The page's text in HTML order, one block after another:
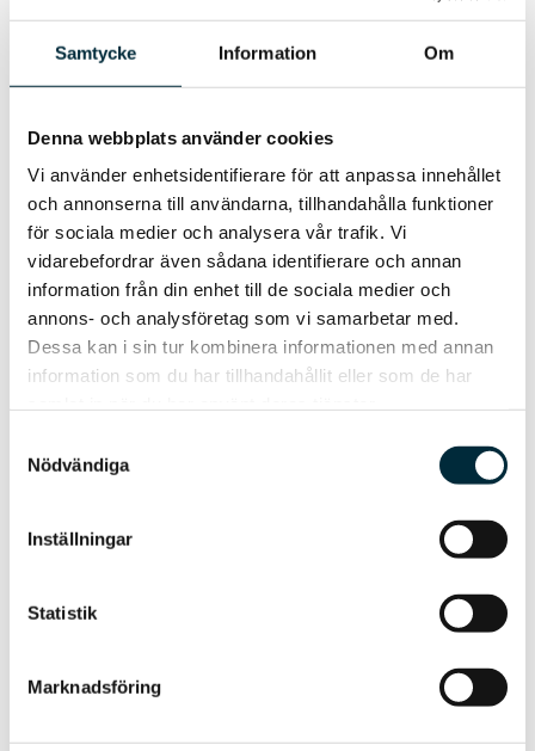
Samtycke Information Om
Denna webbplats använder cookies
Vi använder enhetsidentifierare för att anpassa innehållet
och annonserna till användarna, tillhandahålla funktioner
för sociala medier och analysera vår trafik. Vi
vidarebefordrar även sådana identifierare och annan
information från din enhet till de sociala medier och
annons- och analysföretag som vi samarbetar med.
Dessa kan i sin tur kombinera informationen med annan
information som du har tillhandahållit eller som de har
Nödvändiga
Inställningar
Statistik
Marknadsföring
Rätt att motsätta dig
behandling
Om du upplever att dina personuppgifter
Energi så har du när som helst rätt att göra
invändningar mot den behandling som sker.
Rätt till radering
Under vissa förutsättningar, som när du har
återkallat ett tidigare lämnat samtycke
och/eller det saknas laglig grund för fortsatt
behandling av dina personuppgifter, har du
personuppgifter. När vi har lagkrav på oss
rätten till radering.
behandlingsbegränsning
Du har under vissa förutsättningar rätt att
personuppgifter till att endast omfatta